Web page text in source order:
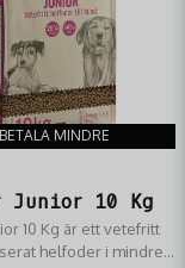
MINDRE
Junior 10 Kg
10 Kg är ett vetefritt
helfoder i mindre